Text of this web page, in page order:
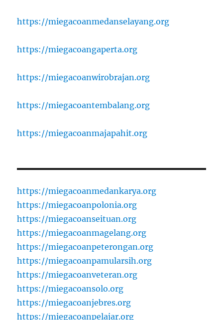
https://miegacoanmedanselayang.org
https://miegacoangaperta.org
https://miegacoanwirobrajan.org
https://miegacoantembalang.org
https://miegacoanmajapahit.org
https://miegacoanmedankarya.org
https://miegacoanpolonia.org
https://miegacoanseituan.org
https://miegacoanmagelang.org
https://miegacoanpeterongan.org
https://miegacoanpamularsih.org
https://miegacoanveteran.org
https://miegacoansolo.org
https://miegacoanjebres.org
https://miegacoanpelajar.org